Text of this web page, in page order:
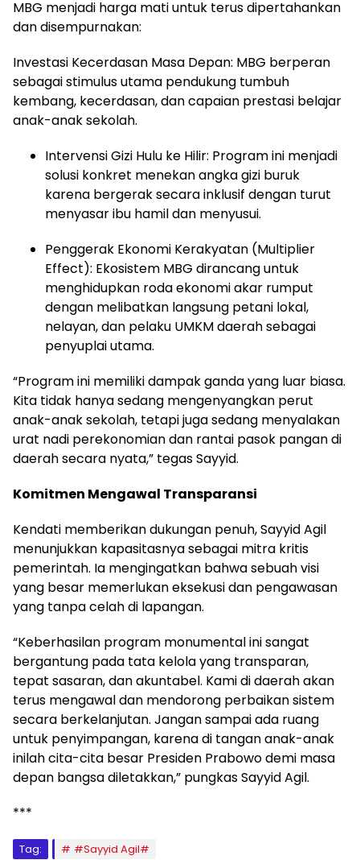
MBG menjadi harga mati untuk terus dipertahankan
dan disempurnakan:
Investasi Kecerdasan Masa Depan: MBG berperan
sebagai stimulus utama pendukung tumbuh
kembang, kecerdasan, dan capaian prestasi belajar
anak-anak sekolah.
Intervensi Gizi Hulu ke Hilir: Program ini menjadi
solusi konkret menekan angka gizi buruk
karena bergerak secara inklusif dengan turut
menyasar ibu hamil dan menyusui.
Penggerak Ekonomi Kerakyatan (Multiplier
Effect): Ekosistem MBG dirancang untuk
menghidupkan roda ekonomi akar rumput
dengan melibatkan langsung petani lokal,
nelayan, dan pelaku UMKM daerah sebagai
penyuplai utama.
“Program ini memiliki dampak ganda yang luar biasa.
Kita tidak hanya sedang mengenyangkan perut
anak-anak sekolah, tetapi juga sedang menyalakan
urat nadi perekonomian dan rantai pasok pangan di
daerah secara nyata,” tegas Sayyid.
Komitmen Mengawal Transparansi
Kendati memberikan dukungan penuh, Sayyid Agil
menunjukkan kapasitasnya sebagai mitra kritis
pemerintah. Ia mengingatkan bahwa sebuah visi
yang besar memerlukan eksekusi dan pengawasan
yang tanpa celah di lapangan.
“Keberhasilan program monumental ini sangat
bergantung pada tata kelola yang transparan,
tepat sasaran, dan akuntabel. Kami di daerah akan
terus mengawal dan mendorong perbaikan sistem
secara berkelanjutan. Jangan sampai ada ruang
untuk penyimpangan, karena di tangan anak-anak
inilah cita-cita besar Presiden Prabowo demi masa
depan bangsa diletakkan,” pungkas Sayyid Agil.
***
Tag: #Sayyid Agil#